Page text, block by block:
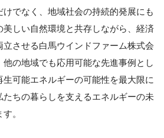
でなく、地域社会の持続的発展にも
しい自然環境と共存しながら、経済
させる白馬ウインドファーム株式会
の地域でも応用可能な先進事例とし
可能エネルギーの可能性を最大限に
ちの暮らしを支えるエネルギーの未
。